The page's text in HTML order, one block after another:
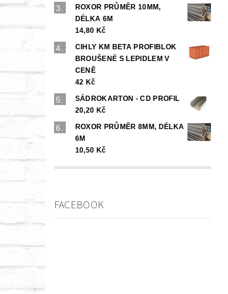
ROXOR PRŮMĚR 10MM,
DÉLKA 6M
14,80 Kč
CIHLY KM BETA PROFIBLOK
BROUŠENÉ S LEPIDLEM V
CENĚ
42 Kč
SÁDROKARTON - CD PROFIL
20,20 Kč
ROXOR PRŮMĚR 8MM, DÉLKA
6M
10,50 Kč
FACEBOOK